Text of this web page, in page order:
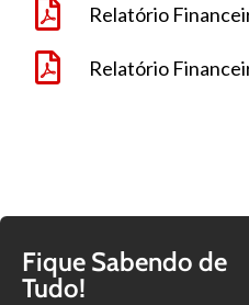
Relatório
Relatório
Fique Sabendo de
Tudo!